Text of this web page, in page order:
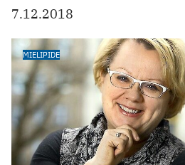
7.12.2018
MIELIPIDE